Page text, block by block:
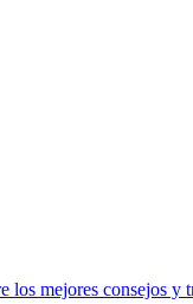
mejores consejos y